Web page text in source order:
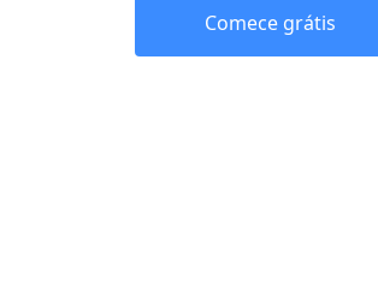
Comece grátis